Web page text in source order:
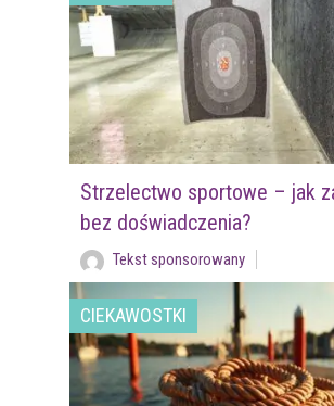
Strzelectwo sportowe – jak
bez doświadczenia?
Tekst sponsorowany
CIEKAWOSTKI